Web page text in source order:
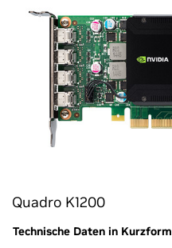
Quadro K1200
Technische Daten in Kurzform